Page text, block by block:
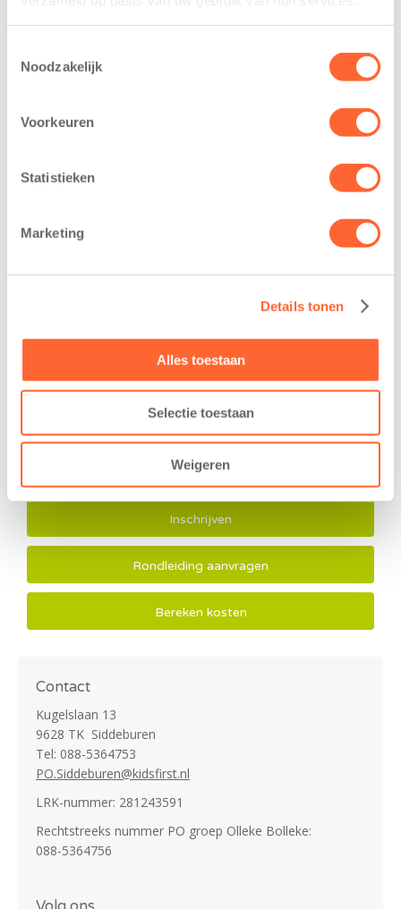
Noodzakelijk
Voorkeuren
Statistieken
Marketing
Details tonen
Alles toestaan
Selectie toestaan
Weigeren
Goedemorgen!
We staan klaar om je te ontvangen.
Inschrijven
Rondleiding aanvragen
Bereken kosten
Contact
Kugelslaan 13
9628 TK Siddeburen
Tel: 088-5364753
PO.Siddeburen@kidsfirst.nl
LRK-nummer: 281243591
Rechtstreeks nummer PO groep Olleke Bolleke:
088-5364756